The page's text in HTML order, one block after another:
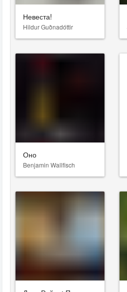
Невеста!
Hildur Guðnadóttir
Оно
Benjamin Wallfisch